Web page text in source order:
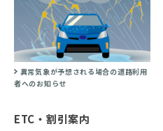
異常気象が予想される場合の道路利用
者へのお知らせ
ETC・割引案内